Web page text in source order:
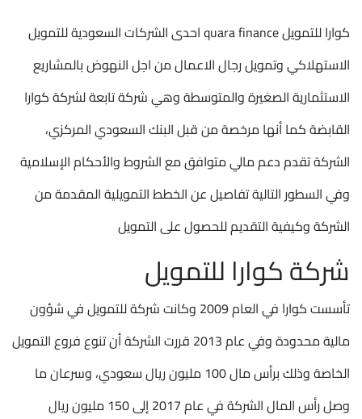
كوارا للتمويل quara finance احدى الشركات السعودية للتمويل
الاستهلاكي وتمويل رجال الاعمال من اجل النهوض بالمشاريع
الاستثمارية الصغيرة والمتوسطة وهي شركة تابعة لشركة كوارا
القابضة كما أنها مرخصة من قبل البنك السعودي المركزي،
الشركة تقدم دعم مالي متوافق مع الشروط والأحكام الإسلامية
وفي السطور التالية تفاصيل عن الخطط التمويلية المقدمة من
الشركة وكيفية التقديم للحصول على التمويل
شركة كوارا للتمويل
تأسست كوارا في العام 2009 وكانت شركة للتمويل في شؤون
مالية محدودة وفي عام 2013 قررت الشركة أن تنوع فروع التمويل
الخاصة وذلك برأس مال 100 مليون ريال سعودي، وسرعان ما
وصل رأس المال الشركة في عام 2017 إلى 150 مليون ريال